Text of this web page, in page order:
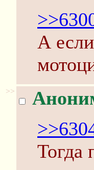
А
>>
Тогда